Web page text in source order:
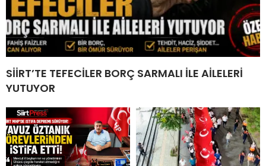
SİİRT’TE TEFECİLER BORÇ SARMALI İLE AİLELERİ
YUTUYOR